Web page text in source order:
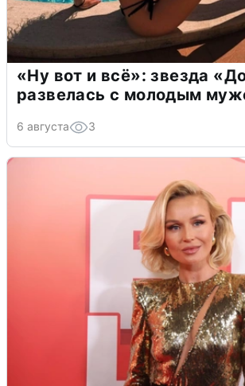
«Ну вот и всё»: звезда
развелась с молодым
6 августа 3